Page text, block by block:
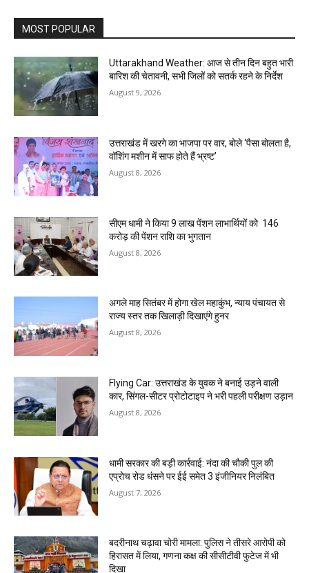
MOST POPULAR
Uttarakhand Weather: आज से तीन दिन बहुत भारी
बारिश की चेतावनी, सभी जिलों को सतर्क रहने के निर्देश
August 9, 2026
उत्तराखंड में खरगे का भाजपा पर वार, बोले ‘पैसा बोलता है,
वॉशिंग मशीन में साफ होते हैं भ्रष्ट’
August 8, 2026
सीएम धामी ने किया 9 लाख पेंशन लाभार्थियों को ₹ 146
करोड़ की पेंशन राशि का भुगतान
August 8, 2026
अगले माह सितंबर में होगा खेल महाकुंभ, न्याय पंचायत से
राज्य स्तर तक खिलाड़ी दिखाएंगे हुनर
August 8, 2026
Flying Car: उत्तराखंड के युवक ने बनाई उड़ने वाली
कार, सिंगल-सीटर प्रोटोटाइप ने भरी पहली परीक्षण उड़ान
August 8, 2026
धामी सरकार की बड़ी कार्रवाई: नंदा की चौकी पुल की
एप्राेच रोड धंसने पर ईई समेत 3 इंजीनियर निलंबित
August 7, 2026
बदरीनाथ चढ़ावा चोरी मामला: पुलिस ने तीसरे आरोपी को
हिरासत में लिया, गणना कक्ष की सीसीटीवी फुटेज में भी
दिखा